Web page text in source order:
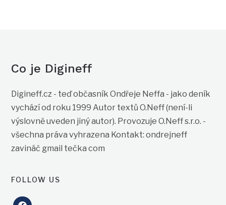
Co je Digineff
Digineff.cz - teď občasník Ondřeje Neffa - jako deník
vychází od roku 1999 Autor textů O.Neff (není-li
výslovně uveden jiný autor). Provozuje O.Neff s.r.o. -
všechna práva vyhrazena Kontakt: ondrejneff
zavináč gmail tečka com
FOLLOW US
facebook